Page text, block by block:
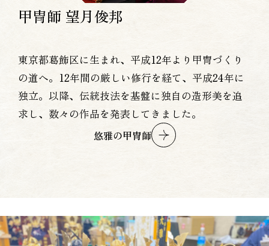
甲冑師 望月俊邦
東京都葛飾区に生まれ、平成12年より甲冑づくり
の道へ。12年間の厳しい修行を経て、平成24年に
独立。以降、伝統技法を基盤に独自の造形美を追
求し、数々の作品を発表してきました。
悠雅の甲冑師